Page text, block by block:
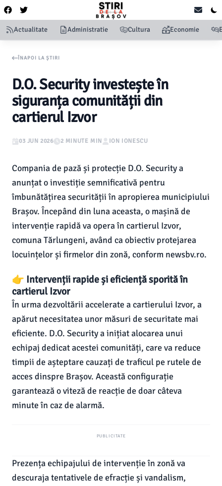
Actualitate Administratie Cultura Economie
ÎNAPOI LA ȘTIRI
D.O. Security investește în
siguranța comunității din
cartierul Izvor
03 JUN 2026 2 MINUTE MIN ION IONESCU
Compania de pază și protecție D.O. Security a
anunțat o investiție semnificativă pentru
îmbunătățirea securității în apropierea municipiului
Brașov. Începând din luna aceasta, o mașină de
intervenție rapidă va opera în cartierul Izvor,
comuna Tărlungeni, având ca obiectiv protejarea
locuințelor și firmelor din zonă, conform newsbv.ro.
👉 Intervenții rapide și eficiență sporită în
cartierul Izvor
În urma dezvoltării accelerate a cartierului Izvor, a
apărut necesitatea unor măsuri de securitate mai
eficiente. D.O. Security a inițiat alocarea unui
echipaj dedicat acestei comunități, care va reduce
timpii de așteptare cauzați de traficul pe rutele de
acces dinspre Brașov. Această configurație
garantează o viteză de reacție de doar câteva
minute în caz de alarmă.
PUBLICITATE
Prezența echipajului de intervenție în zonă va
descuraja tentativele de efracție și vandalism,